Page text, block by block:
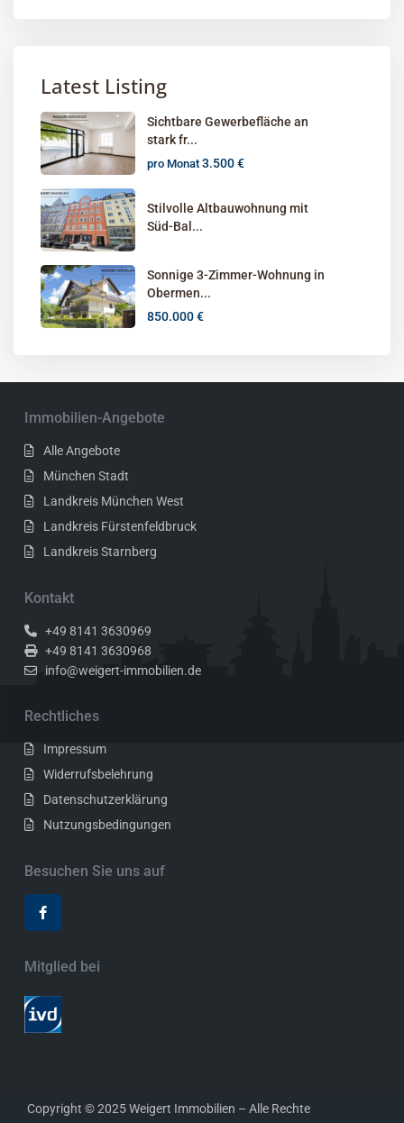
Latest Listing
Sichtbare Gewerbefläche an
stark fr...
pro Monat 3.500 €
Stilvolle Altbauwohnung mit
Süd-Bal...
Sonnige 3-Zimmer-Wohnung in
Obermen...
850.000 €
Immobilien-Angebote
Alle Angebote
München Stadt
Landkreis München West
Landkreis Fürstenfeldbruck
Landkreis Starnberg
Kontakt
+49 8141 3630969
+49 8141 3630968
info@weigert-immobilien.de
Rechtliches
Impressum
Widerrufsbelehrung
Datenschutzerklärung
Nutzungsbedingungen
Besuchen Sie uns auf
Mitglied bei
Copyright © 2025 Weigert Immobilien – Alle Rechte